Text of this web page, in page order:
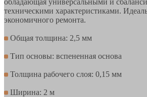
техническими характеристиками.
экономичного ремонта.
Общая толщина: 2,5 мм
Тип основы: вспененная основа
Толщина рабочего слоя: 0,15 мм
Ширина: 2 м